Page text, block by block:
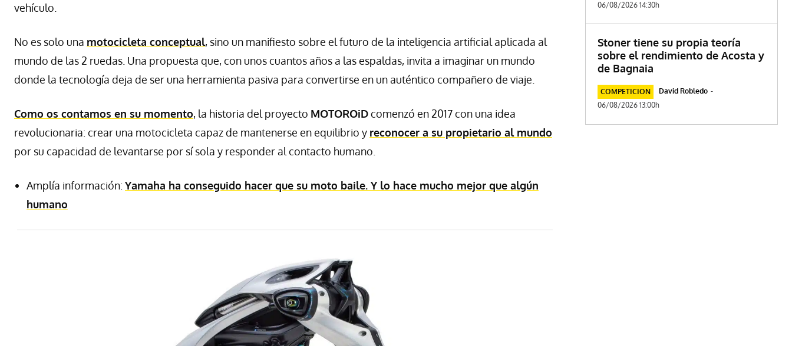
vehículo.
No es solo una motocicleta conceptual, sino un manifiesto sobre el futuro de la inteligencia artificial aplicada al
mundo de las 2 ruedas. Una propuesta que, con unos cuantos años a las espaldas, invita a imaginar un mundo
donde la tecnología deja de ser una herramienta pasiva para convertirse en un auténtico compañero de viaje.
Como os contamos en su momento, la historia del proyecto MOTOROiDcomenzó en 2017 con una idea
revolucionaria: crear una motocicleta capaz de mantenerse en equilibrio y reconocer a su propietario al mundo
por su capacidad de levantarse por sí sola y responder al contacto humano.
Amplía información: Yamaha ha conseguido hacer que su moto baile. Y lo hace mucho mejor que algún
humano
06/08/2026 14:30h
Stoner tiene su propia teoría
sobre el rendimiento de Acosta y
de Bagnaia
COMPETICION David Robledo -
06/08/2026 13:00h